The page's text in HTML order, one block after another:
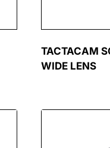
TACTACAM
WIDE LENS